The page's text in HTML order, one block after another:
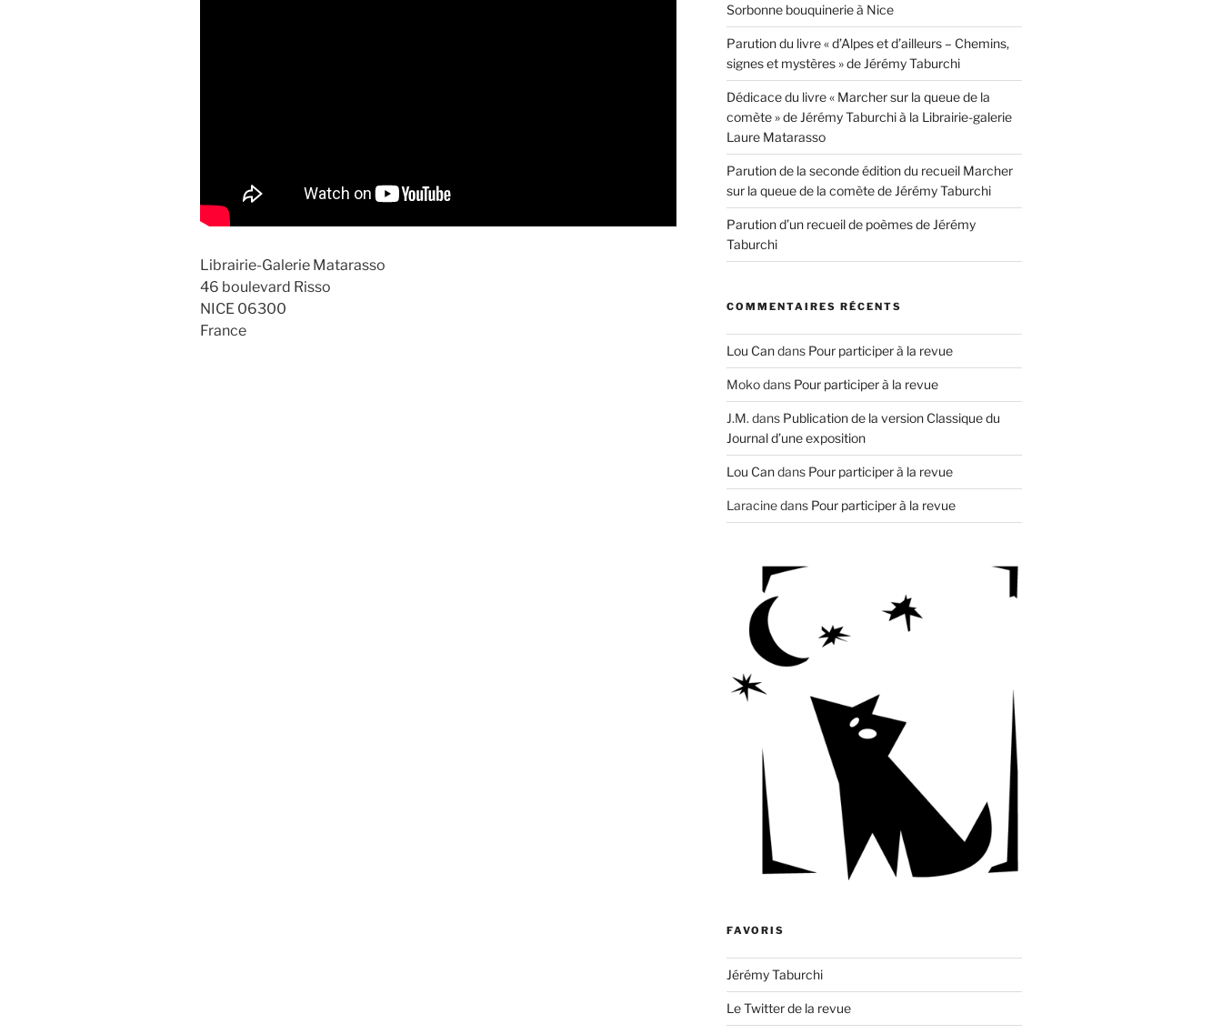
Librairie-Galerie Matarasso
46 boulevard Risso
NICE 06300
France
Sorbonne bouquinerie à Nice
Parution du livre « d’Alpes et d’ailleurs – Chemins,
signes et mystères » de Jérémy Taburchi
Dédicace du livre « Marcher sur la queue de la
comète » de Jérémy Taburchi à la Librairie-galerie
Laure Matarasso
Parution de la seconde édition du recueil Marcher
sur la queue de la comète de Jérémy Taburchi
Parution d’un recueil de poèmes de Jérémy
Taburchi
COMMENTAIRES RÉCENTS
Lou Candans Pour participer à la revue
Mokodans Pour participer à la revue
J.M. dans Publication de la version Classique du
Journal d’une exposition
Lou Candans Pour participer à la revue
Laracinedans Pour participer à la revue
FAVORIS
Jérémy Taburchi
Le Twitter de la revue